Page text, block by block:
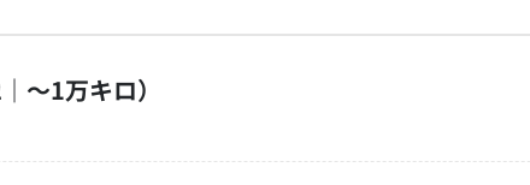
～1万キロ）